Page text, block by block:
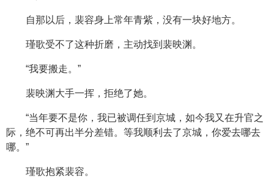
自那以后，裴容身上常年青紫，没有一块好地方。
瑾歌受不了这种折磨，主动找到裴映渊。
“我要搬走。”
裴映渊大手一挥，拒绝了她。
“当年要不是你，我已被调任到京城，如今我又在升官之
际，绝不可再出半分差错。等我顺利去了京城，你爱去哪去
哪。”
瑾歌抱紧裴容。